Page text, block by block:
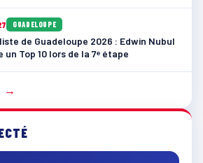
GUADELOUPE
de Guadeloupe 2026 : Edwin Nubul
un Top 10 lors de la 7ᵉ étape
→